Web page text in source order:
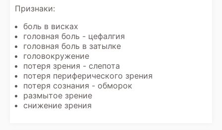
Признаки:
боль в висках
головная боль - цефалгия
головная боль в затылке
головокружение
потеря зрения - слепота
потеря периферического зрения
потеря сознания - обморок
размытое зрение
снижение зрения